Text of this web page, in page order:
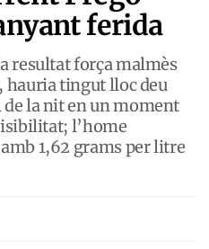
ferida
resultat força malmès
hauria tingut lloc deu
de la nit en un moment
l’home
1,62 grams per litre